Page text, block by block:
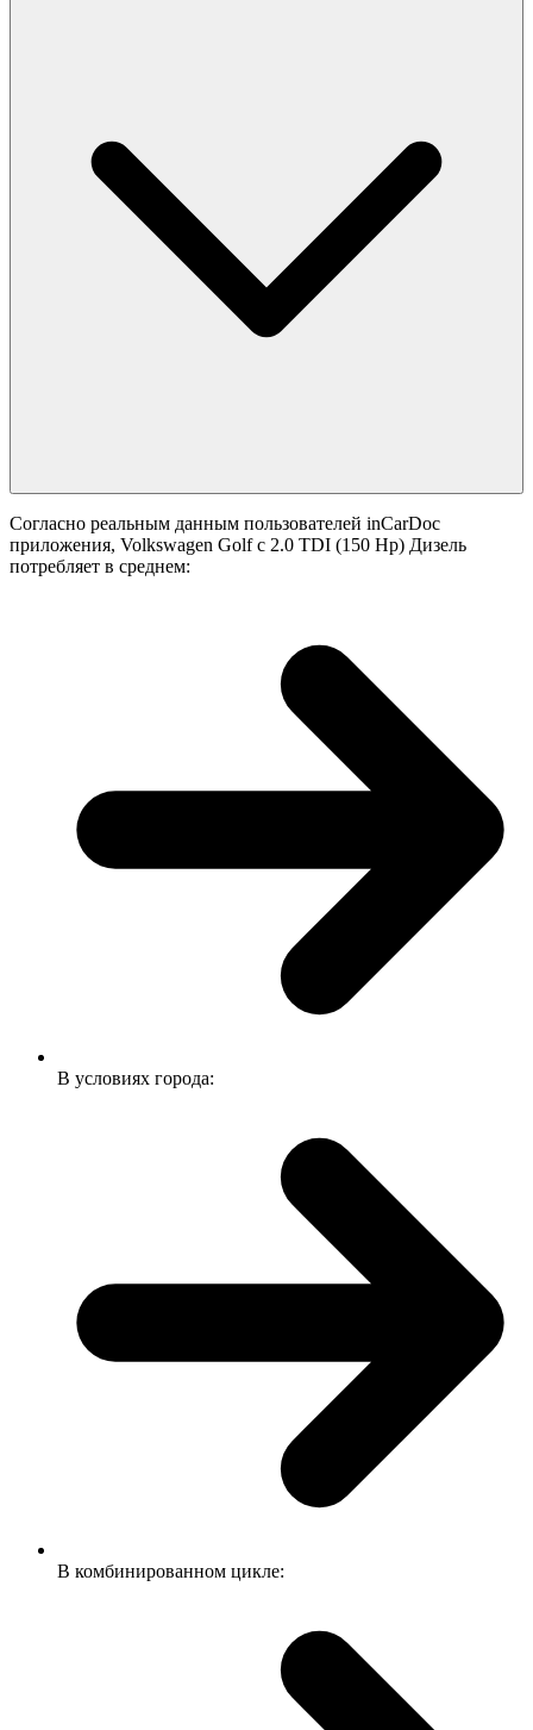
Согласно реальным данным пользователей inCarDoc
приложения, Volkswagen Golf с 2.0 TDI (150 Hp) Дизель
потребляет в среднем:
В условиях города:
В комбинированном цикле: